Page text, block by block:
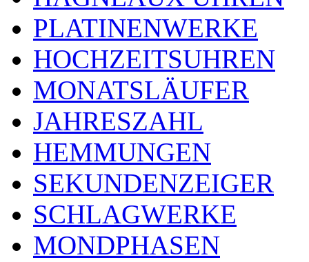
PLATINENWERKE
HOCHZEITSUHREN
MONATSLÄUFER
JAHRESZAHL
HEMMUNGEN
SEKUNDENZEIGER
SCHLAGWERKE
MONDPHASEN